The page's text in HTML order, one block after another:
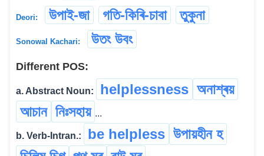
Deori: উপাই-জা গতি-কিৰি-চাবা তুকুনা
Sonowal Kachari: উতং উবং
Different POS:
a. Abstract Noun: helplessness অনাশ্ৰয়
আচান নিঃসহায় ...
b. Verb-Intran.: be helpless উপায়হীন হ